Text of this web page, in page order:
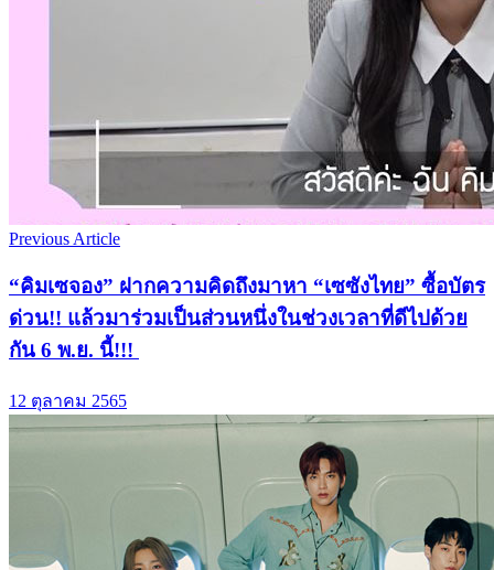
Previous Article
“คิมเซจอง” ฝากความคิดถึงมาหา “เซซังไทย” ซื้อบัตร
ด่วน!! แล้วมาร่วมเป็นส่วนหนึ่งในช่วงเวลาที่ดีไปด้วย
กัน 6 พ.ย. นี้!!!
12 ตุลาคม 2565